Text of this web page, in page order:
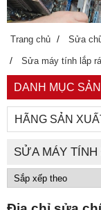
Trang chủ / Sửa
/ Sửa máy tính lắp
DANH MỤC
HÃNG SẢN
SỬA MÁY